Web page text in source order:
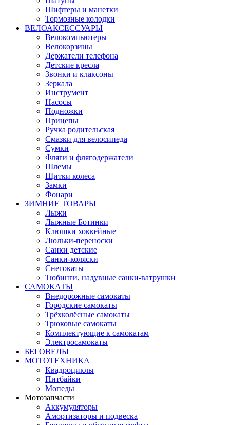
Шифтеры и манетки
Тормозные колодки
ВЕЛОАКСЕССУАРЫ
Велокомпьютеры
Велокорзины
Держатели телефона
Детские кресла
Звонки и клаксоны
Зеркала
Инструмент
Насосы
Подножки
Прицепы
Ручка родительская
Смазки для велосипеда
Сумки
Фляги и флягодержатели
Шлемы
Щитки колеса
Замки
Фонари
ЗИМНИЕ ТОВАРЫ
Лыжи
Лыжные Ботинки
Клюшки хоккейные
Люльки-переноски
Санки детские
Санки-коляски
Снегокаты
Тюбинги, надувные санки-ватрушки
САМОКАТЫ
Внедорожные самокаты
Городские самокаты
Трёхколёсные самокаты
Трюковые самокаты
Комплектующие к самокатам
Электросамокаты
БЕГОВЕЛЫ
МОТОТЕХНИКА
Квадроциклы
Питбайки
Мопеды
Мотозапчасти
Аккумуляторы
Амортизаторы и подвеска